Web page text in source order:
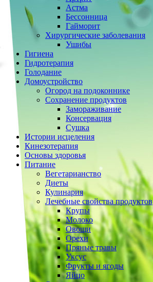
Астма
Бессонница
Гайморит
Хирургические заболевания
Ушибы
Гигиена
Гидротерапия
Голодание
Домоустройство
Огород на подоконнике
Сохранение продуктов
Замораживание
Консервация
Сушка
Истории исцеления
Кинезотерапия
Основы здоровья
Питание
Вегетарианство
Диеты
Кулинария
Лечебные свойства продуктов
Крупы
Молоко
Овощи
Орехи
Пряные травы
Уксус
Фрукты и ягоды
Яйцо